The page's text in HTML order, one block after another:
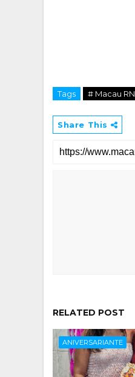
Tags # Macau RN
Share This
RELATED POST
ANIVERSARIANTE